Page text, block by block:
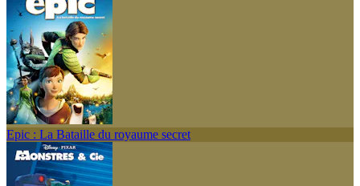
Epic : La Bataille du royaume secret